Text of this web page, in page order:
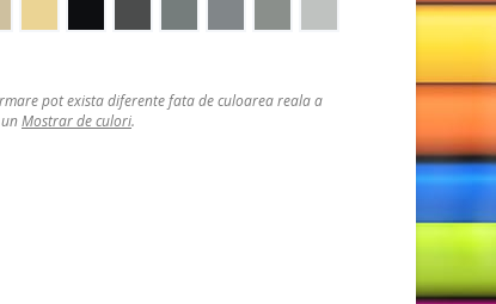
pot exista diferente fata de culoarea reala a
Mostrar de culori.